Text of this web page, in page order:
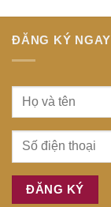
ĐĂNG KÝ NGAY